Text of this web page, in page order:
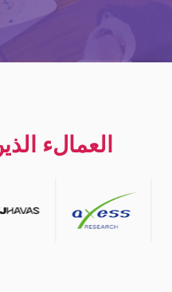
العمالء